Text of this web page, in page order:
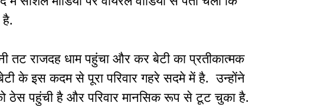
तट राजदह धाम पहुंचा और कर बेटी का प्रतीकात्मक
बेटी के इस कदम से पूरा परिवार गहरे सदमे में है. उन्होंने
ठेस पहुंची है और परिवार मानसिक रूप से टूट चुका है.